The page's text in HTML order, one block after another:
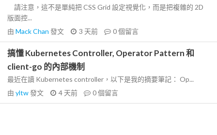
請注意，這不是單純把 CSS Grid 設定視覺化，而是把複雜的 2D
版面控...
由 Mack Chan 發文 3 天前 0個留言
搞懂 Kubernetes Controller, Operator Pattern 和
client-go 的內部機制
最近在讀 Kubernetes controller，以下是我的摘要筆記： Op...
由 yltw發文 4 天前 0個留言